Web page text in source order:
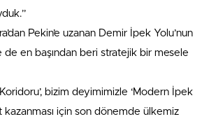
Pekin’e uzanan Demir İpek Yolu’nun
de en başından beri stratejik bir mesele
bizim deyimimizle ‘Modern İpek
kazanması için son dönemde ülkemiz